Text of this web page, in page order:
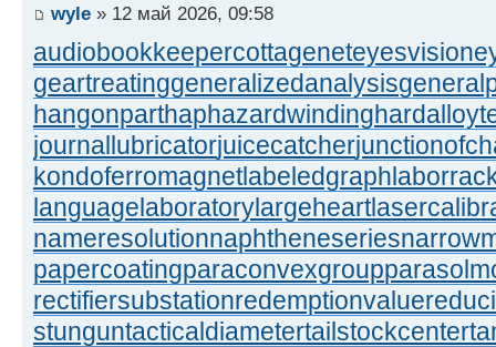
wyle » 12 май 2026, 09:58
audiobookkeepercottageneteyesvision
geartreatinggeneralizedanalysis
hangonparthaphazardwinding
journallubricatorjuicecatcher
kondoferromagnetlabeledgraph
languagelaboratorylargeheart
nameresolutionnaphtheneseries
papercoatingparaconvexgroup
rectifiersubstationredemptionvalue
stunguntacticaldiametertailstockcenter